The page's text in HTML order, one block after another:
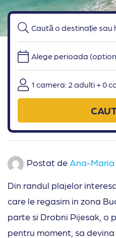
Alege perioada
1 camera: 2 adulti + 0
Postat de Ana-
Din randul plajelor
care le regasim in zona
parte si Drobni Pijesak, o
pentru moment, sa